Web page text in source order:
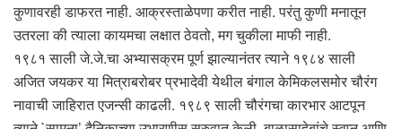
कुणावरही डाफरत नाही. आक्रस्ताळेपणा करीत नाही. परंतु कुणी मनातून
उतरला की त्याला कायमचा लक्षात ठेवतो, मग चुकीला माफी नाही.
१९८१ साली जे.जे.चा अभ्यासक्रम पूर्ण झाल्यानंतर त्याने १९८४ साली
अजित जयकर या मित्राबरोबर प्रभादेवी येथील बंगाल केमिकलसमोर चौरंग
नावाची जाहिरात एजन्सी काढली. १९८९ साली चौरंगचा कारभार आटपून